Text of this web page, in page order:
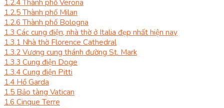
1.2.4 Thành phố Verona
1.2.5 Thành phố Milan
1.2.6 Thành phố Bologna
1.3 Các cung điện, nhà thờ ở Italia đẹp nhất hiện nay
1.3.1 Nhà thờ Florence Cathedral
1.3.2 Vương cung thánh đường St. Mark
1.3.3 Cung điện Doge
1.3.4 Cung điện Pitti
1.4 Hồ Garda
1.5 Bảo tàng Vatican
1.6 Cinque Terre